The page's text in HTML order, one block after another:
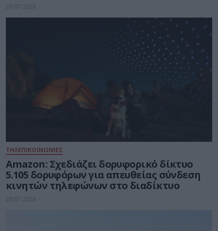
29.07.2026
ΤΗΛΕΠΙΚΟΙΝΩΝΙΕΣ
Amazon: Σχεδιάζει δορυφορικό δίκτυο
5.105 δορυφόρων για απευθείας σύνδεση
κινητών τηλεφώνων στο διαδίκτυο
28.07.2026